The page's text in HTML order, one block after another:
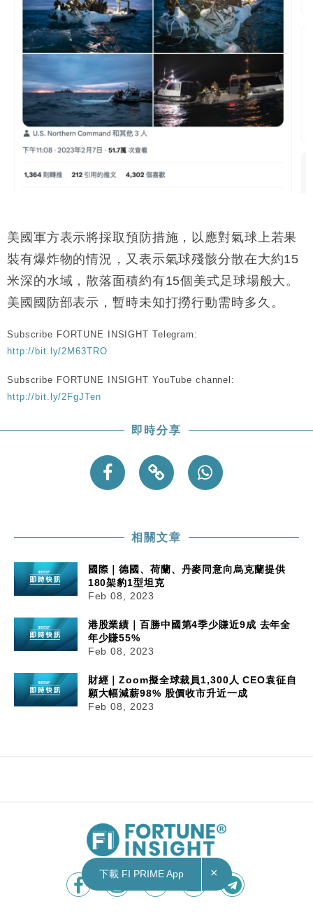
美國軍方表示將採取預防措施，以應對氣球上若果
裝有爆炸物的情況，又表示氣球殘骸分散在大約15
米深的水域，散落面積約有15個美式足球場般大。
美國國防部表示，暫時未知打撈行動需時多久。
Subscribe FORTUNE INSIGHT Telegram:
http://bit.ly/2M63TRO
Subscribe FORTUNE INSIGHT YouTube channel:
http://bit.ly/2FgJTen
即時分享
相關文章
國際｜德國、荷蘭、丹麥同意向烏克蘭提供
180架豹1型坦克
Feb 08, 2023
港股業績｜百勝中國第4季少賺近9成 去年全
年少賺55%
Feb 08, 2023
財經｜Zoom擬全球裁員1,300人 CEO袁征自
願大幅減薪98% 股價收市升近一成
Feb 08, 2023
下載 FI PRIME App ×